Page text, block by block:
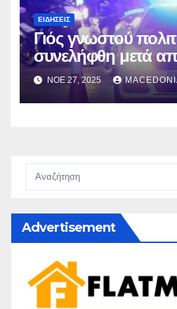
ΕΙΔΉΣΕΙΣ
Γιός γνωστού
συνελήφθη μετά
ΝΟΈ 27, 2025
Advertisement